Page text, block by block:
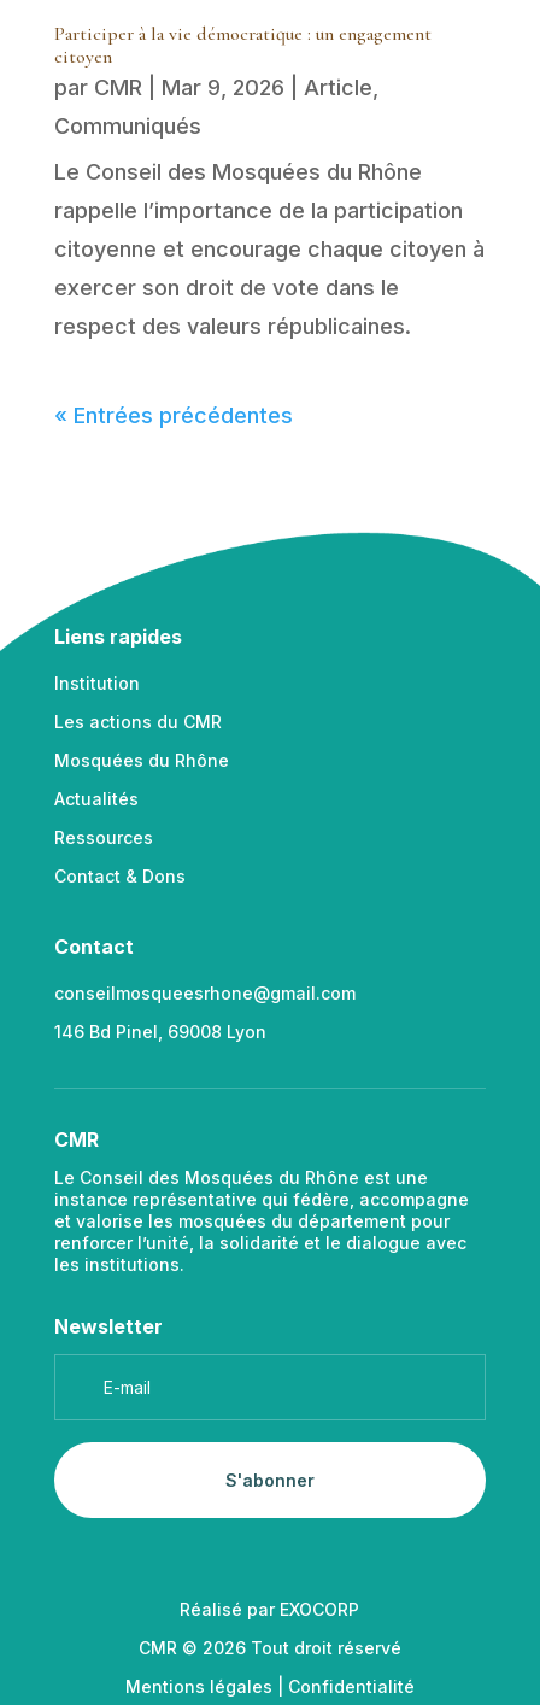
Participer à la vie démocratique : un engagement
citoyen
par CMR Mar 9, 2026 Article
Communiqués
Le Conseil des Mosquées du Rhône
rappelle l’importance de la participation
citoyenne et encourage chaque citoyen à
exercer son droit de vote dans le
respect des valeurs républicaines.
« Entrées précédentes
Liens rapides
Institution
Les actions du CMR
Mosquées du Rhône
Actualités
Ressources
Contact & Dons
Contact
conseilmosqueesrhone@gmail.com
146 Bd Pinel, 69008 Lyon
CMR
Le Conseil des Mosquées du Rhône est une
instance représentative qui fédère, accompagne
et valorise les mosquées du département pour
renforcer l’unité, la solidarité et le dialogue avec
les institutions.
Newsletter
S'abonner
Réalisé par EXOCORP
CMR © 2026 Tout droit réservé
Mentions légales
Confidentialité